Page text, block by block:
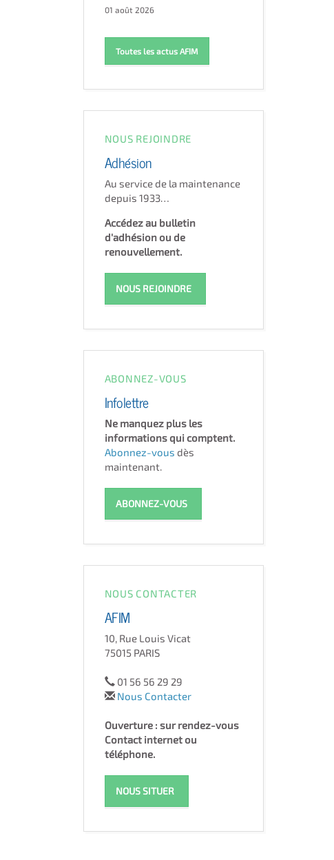
01 août 2026
Toutes les actus AFIM
NOUS REJOINDRE
Adhésion
Au service de la maintenance
depuis 1933…
Accédez au bulletin
d'adhésion ou de
renouvellement.
NOUS REJOINDRE
ABONNEZ-VOUS
Infolettre
Ne manquez plus les
informations qui comptent.
Abonnez-vous dès
maintenant.
ABONNEZ-VOUS
NOUS CONTACTER
AFIM
10, Rue Louis Vicat
75015 PARIS
01 56 56 29 29
Nous Contacter
Ouverture : sur rendez-vous
Contact internet ou
téléphone.
NOUS SITUER